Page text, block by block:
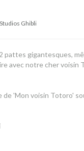
Ghibli
pattes gigantesques,
avec notre cher
de 'Mon voisin Totoro'